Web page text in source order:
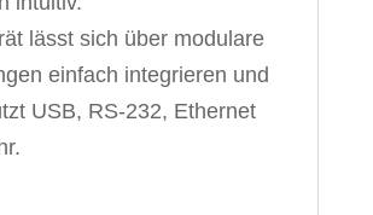
lässt sich über modulare
einfach integrieren und
USB, RS-232, Ethernet